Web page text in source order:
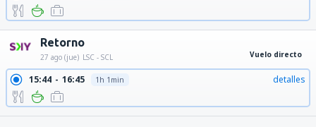
Retorno
27 ago (jue) LSC - SCL Vuelo directo
15:44 16:45 1h 1min detalles